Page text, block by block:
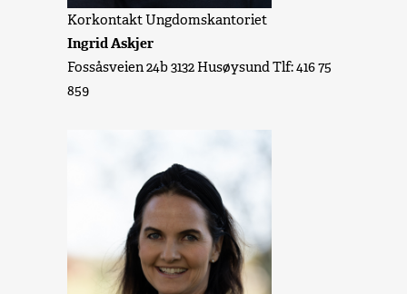
Korkontakt Ungdomskantoriet
Ingrid Askjer
Fossåsveien 24b 3132 Husøysund Tlf: 416 75
859